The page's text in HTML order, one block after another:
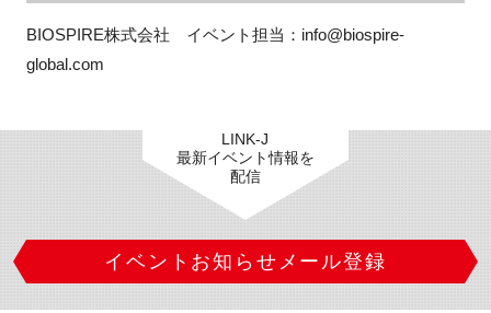
BIOSPIRE株式会社　イベント担当：info@biospire-
global.com
LINK-J
最新イベント情報を
配信
イベントお知らせメール登録